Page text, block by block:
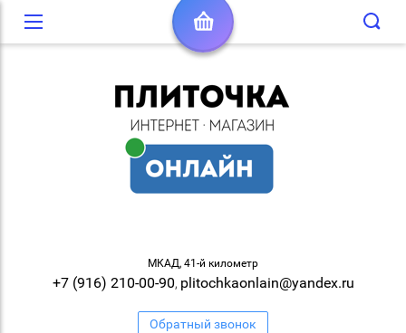
МКАД, 41-й километр
+7 (916) 210-00-90, plitochkaonlain@yandex.ru
Обратный звонок